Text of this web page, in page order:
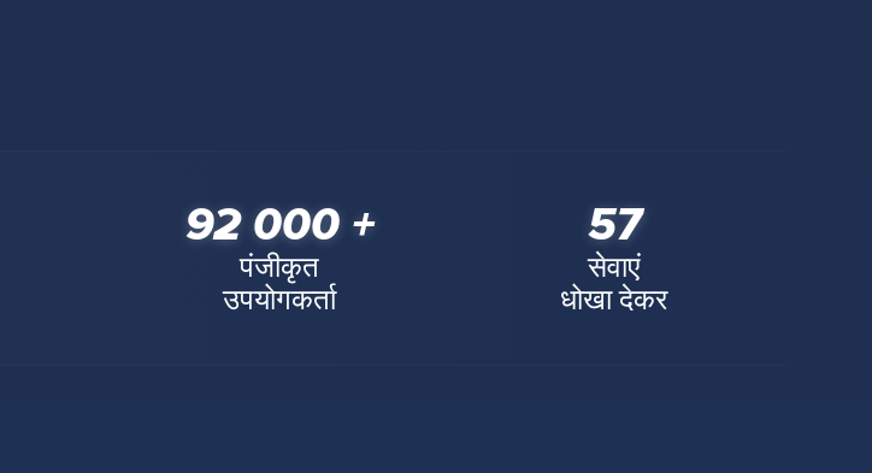
92 000 +
पंजीकृत
उपयोगकर्ता
57
सेवाएं
धोखा देकर